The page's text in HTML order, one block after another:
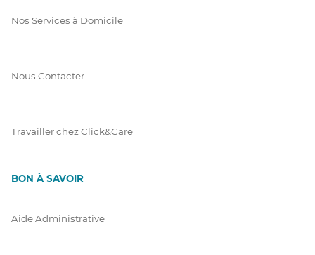
Nos Services à Domicile
Nous Contacter
Travailler chez Click&Care
BON À SAVOIR
Aide Administrative